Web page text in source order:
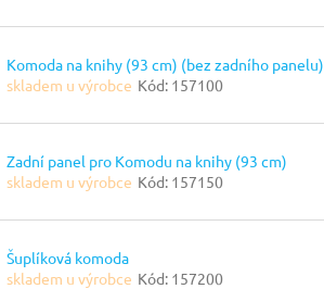
Komoda na knihy (93 cm) (bez zadního panelu)
skladem u výrobce Kód: 157100
Zadní panel pro Komodu na knihy (93 cm)
skladem u výrobce Kód: 157150
Šuplíková komoda
skladem u výrobce Kód: 157200